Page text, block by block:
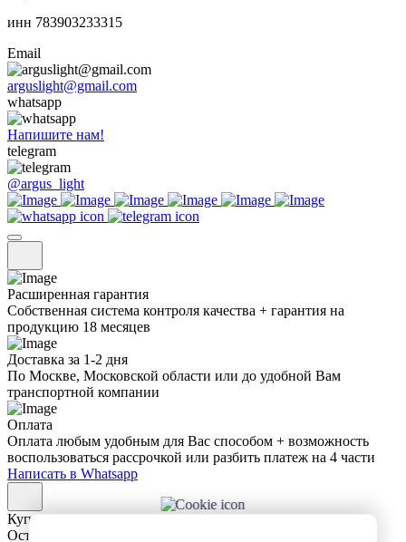
инн 783903233315
Email
arguslight@gmail.com
whatsapp
Напишите нам!
telegram
@argus_light
Расширенная гарантия
Собственная система контроля качества + гарантия на
продукцию 18 месяцев
Доставка за 1-2 дня
По Москве, Московской области или до удобной Вам
транспортной компании
Оплата
Оплата любым удобным для Вас способом + возможность
воспользоваться рассрочкой или разбить платеж на 4 части
Написать в Whatsapp
Купить в 1 клик
Оставьте заявку и мы сами свяжемся с вами!